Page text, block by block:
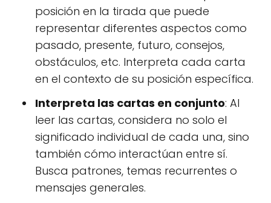
posición en la tirada que puede
representar diferentes aspectos como
pasado, presente, futuro, consejos,
obstáculos, etc. Interpreta cada carta
en el contexto de su posición específica.
Interpreta las cartas en conjunto: Al
leer las cartas, considera no solo el
significado individual de cada una, sino
también cómo interactúan entre sí.
Busca patrones, temas recurrentes o
mensajes generales.